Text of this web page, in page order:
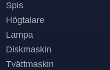
Spis
Högtalare
Lampa
Diskmaskin
Tvättmaskin